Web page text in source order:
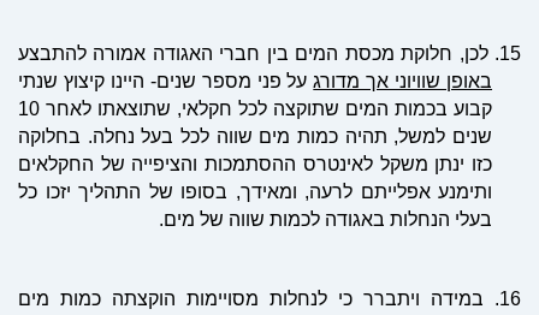
15.
לכן, חלוקת מכסת המים בין חברי האגודה אמורה להתבצע
באופן שוויוני אך מדורגעל פני מספר שנים- היינו קיצוץ שנתי
קבוע בכמות המים שתוקצה לכל חקלאי, שתוצאתו לאחר 10
שנים למשל, תהיה כמות מים שווה לכל בעל נחלה. בחלוקה
כזו ינתן משקל לאינטרס ההסתמכות והציפייה של החקלאים
ותימנע אפלייתם לרעה, ומאידך, בסופו של התהליך יזכו כל
בעלי הנחלות באגודה לכמות שווה של מים.
16.
במידה ויתברר כי לנחלות מסויימות הוקצתה כמות מים